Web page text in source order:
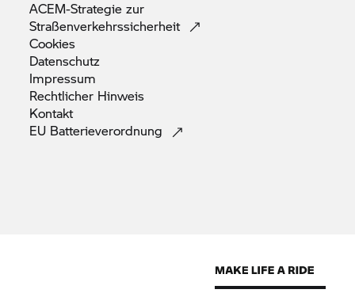
ACEM-Strategie zur
Straßenverkehrssicherheit
Cookies
Datenschutz
Impressum
Rechtlicher Hinweis
Kontakt
EU Batterieverordnung